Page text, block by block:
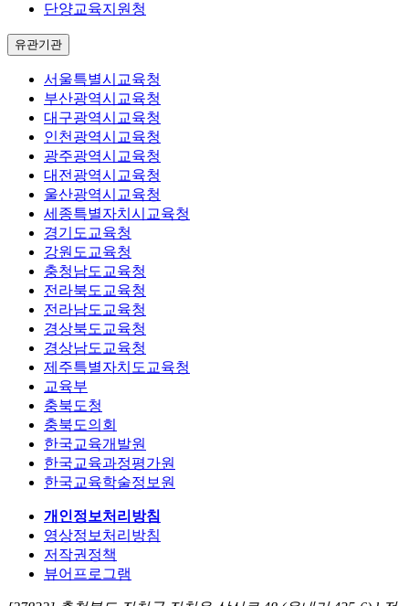
단양교육지원청
유관기관
서울특별시교육청
부산광역시교육청
대구광역시교육청
인천광역시교육청
광주광역시교육청
대전광역시교육청
울산광역시교육청
세종특별자치시교육청
경기도교육청
강원도교육청
충청남도교육청
전라북도교육청
전라남도교육청
경상북도교육청
경상남도교육청
제주특별자치도교육청
교육부
충북도청
충북도의회
한국교육개발원
한국교육과정평가원
한국교육학술정보원
개인정보처리방침
영상정보처리방침
저작권정책
뷰어프로그램